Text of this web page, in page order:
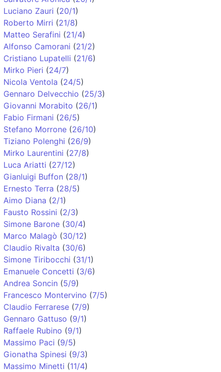
Luciano Zauri (20/1)
Roberto Mirri (21/8)
Matteo Serafini (21/4)
Alfonso Camorani (21/2)
Cristiano Lupatelli (21/6)
Mirko Pieri (24/7)
Nicola Ventola (24/5)
Gennaro Delvecchio (25/3)
Giovanni Morabito (26/1)
Fabio Firmani (26/5)
Stefano Morrone (26/10)
Tiziano Polenghi (26/9)
Mirko Laurentini (27/8)
Luca Ariatti (27/12)
Gianluigi Buffon (28/1)
Ernesto Terra (28/5)
Aimo Diana (2/1)
Fausto Rossini (2/3)
Simone Barone (30/4)
Marco Malagò (30/12)
Claudio Rivalta (30/6)
Simone Tiribocchi (31/1)
Emanuele Concetti (3/6)
Andrea Soncin (5/9)
Francesco Montervino (7/5)
Claudio Ferrarese (7/9)
Gennaro Gattuso (9/1)
Raffaele Rubino (9/1)
Massimo Paci (9/5)
Gionatha Spinesi (9/3)
Massimo Minetti (11/4)